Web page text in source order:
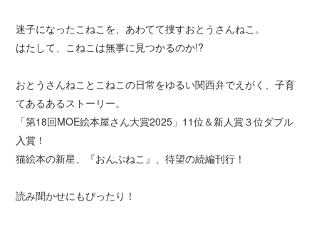
迷子になったこねこを、あわてて捜すおとうさんねこ。
はたして、こねこは無事に見つかるのか!?
おとうさんねことこねこの日常をゆるい関西弁でえがく、子育
てあるあるストーリー。
「第18回MOE絵本屋さん大賞2025」11位＆新人賞３位ダブル
入賞！
猫絵本の新星、『おんぶねこ』、待望の続編刊行！
読み聞かせにもぴったり！